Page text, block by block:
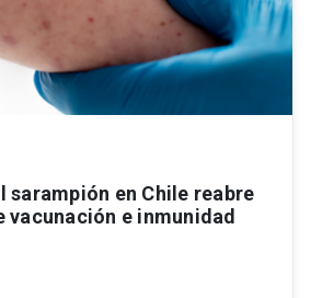
sarampión en Chile reabre
vacunación e inmunidad